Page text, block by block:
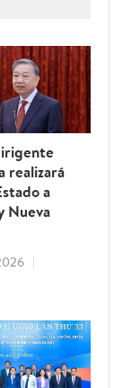
realizará
a
Nueva